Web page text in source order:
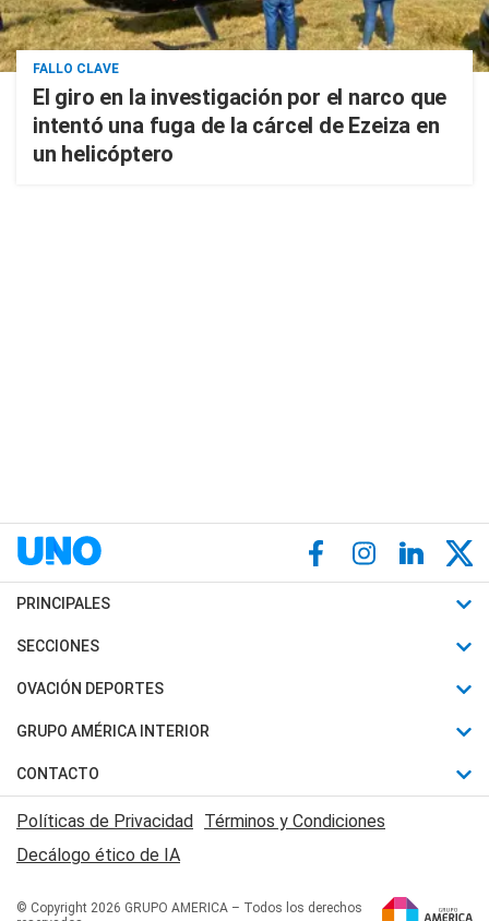
FALLO CLAVE
El giro en la investigación por el narco que
intentó una fuga de la cárcel de Ezeiza en
un helicóptero
PRINCIPALES
Últimas Noticias
Política
Judiciales
Economia
SECCIONES
Horóscopo
Motores
Trucos caseros
Series y Películas
Edictos y Solicitadas
OVACIÓN DEPORTES
Fútbol
Mundial
Automovilismo
Rugby
Básquet
GRUPO AMÉRICA INTERIOR
Canal 7 en Vivo
San Juan 8
CONTACTO
Acerca de Nosotros
Contactanos
Políticas de Privacidad Términos y Condiciones
Decálogo ético de IA
© Copyright 2026 GRUPO AMERICA – Todos los derechos